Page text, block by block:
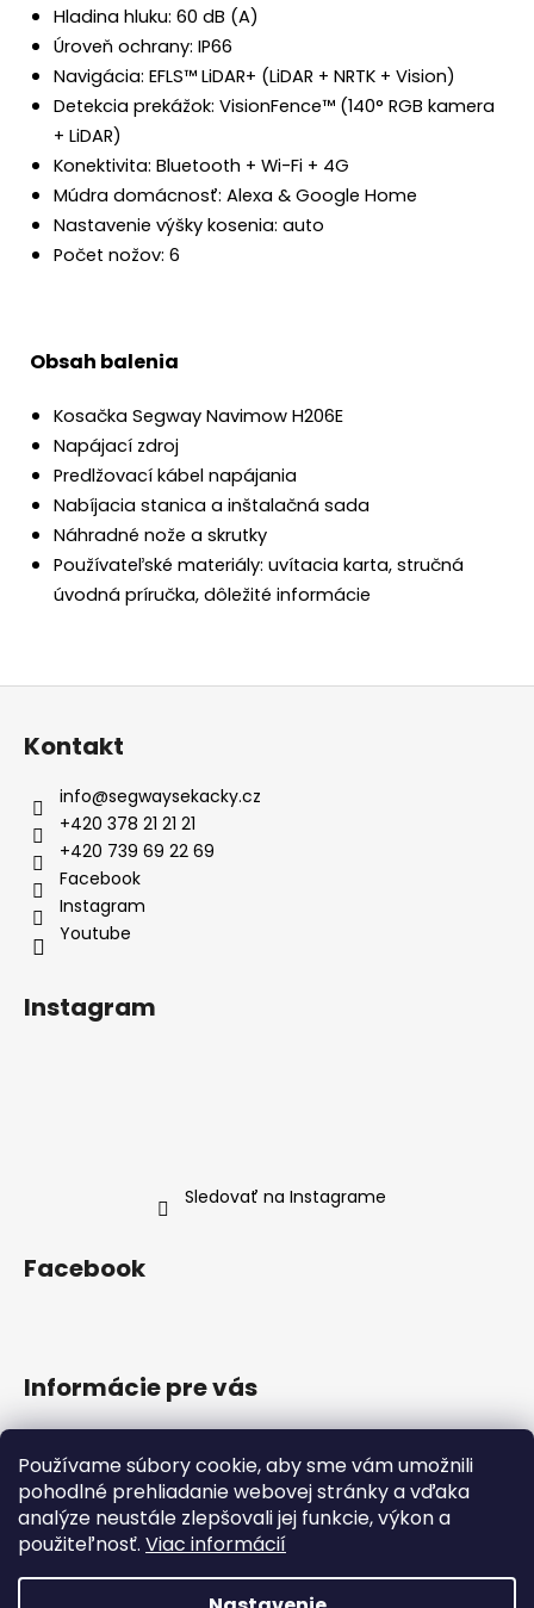
Používame súbory cookie, aby sme vám umožnili
pohodlné prehliadanie webovej stránky a vďaka
analýze neustále zlepšovali jej funkcie, výkon a
použiteľnosť. Viac informácií
Hladina hluku: 60 dB (A)
Úroveň ochrany: IP66
Navigácia: EFLS™ LiDAR+ (LiDAR + NRTK + Vision)
Detekcia prekážok: VisionFence™ (140° RGB kamera
+ LiDAR)
Konektivita: Bluetooth + Wi-Fi + 4G
Múdra domácnosť: Alexa & Google Home
Nastavenie výšky kosenia: auto
Počet nožov: 6
Obsah balenia
Kosačka Segway Navimow H206E
Napájací zdroj
Predlžovací kábel napájania
Nabíjacia stanica a inštalačná sada
Náhradné nože a skrutky
Používateľské materiály: uvítacia karta, stručná
úvodná príručka, dôležité informácie
Z
Kontakt
info@segwaysekacky.cz
+420 378 21 21 21
+420 739 69 22 69
Facebook
Youtube
Instagram
Sledovať na Instagrame
Facebook
Informácie pre vás
Doprava a platba
Obchodné podmienky
Podmienky ochrany osobných údajov
Reklamačný poriadok
Formulár na odstúpenie od zmluvy